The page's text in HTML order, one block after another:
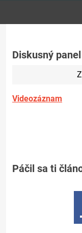
Diskusný panel
Videozáznam
Páčil sa ti